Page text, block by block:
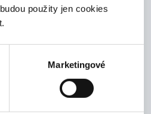
použity jen cookies
Marketingové